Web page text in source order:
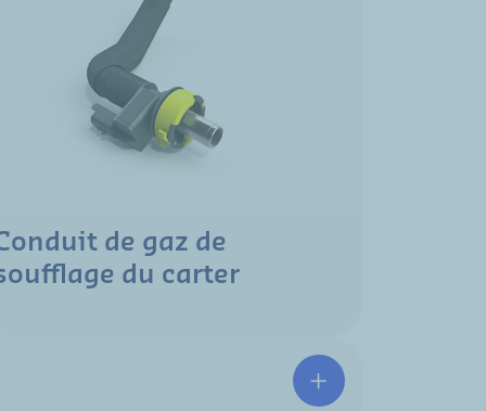
de gaz de
du carter